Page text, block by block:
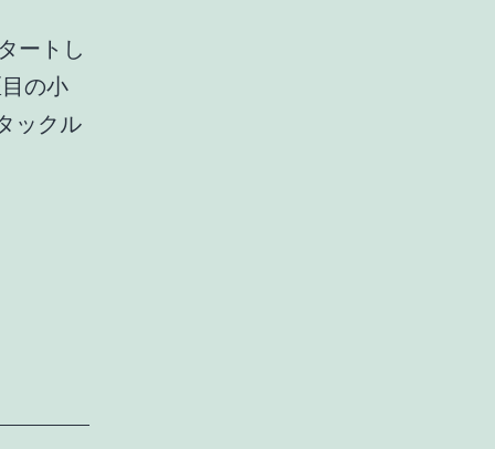
ートし
の小
ックル